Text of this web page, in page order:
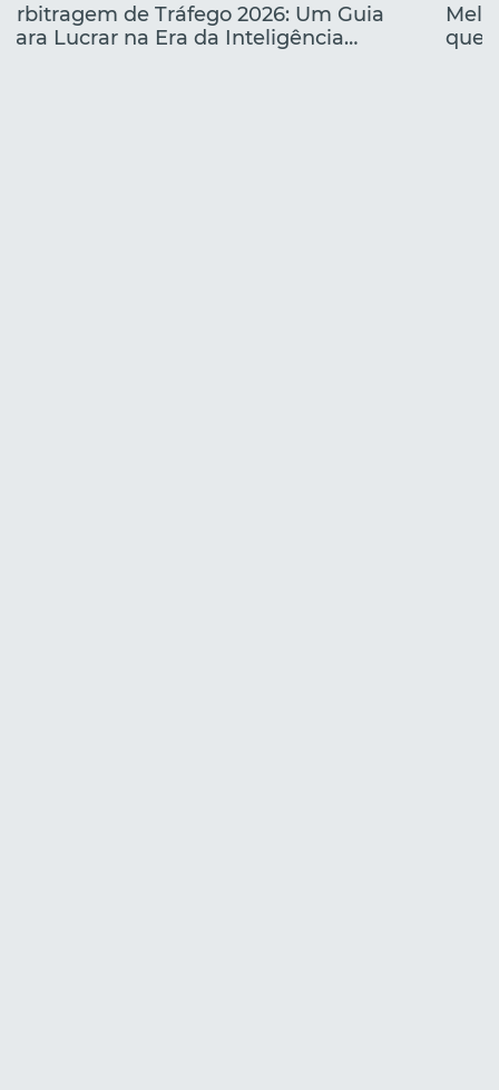
Arbitragem de Tráfego 2026: Um Guia
para Lucrar na Era da Inteligência
que